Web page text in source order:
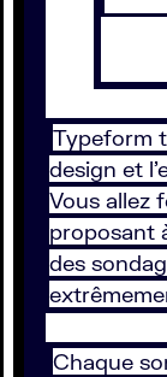
Typeform
design et
Vous allez
proposant
des
Chaque